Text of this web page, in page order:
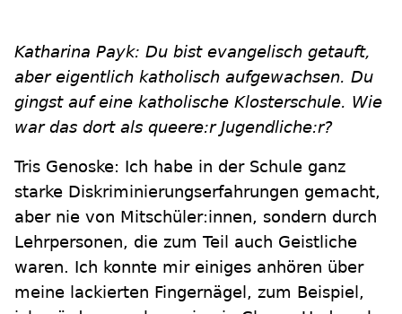
Katharina Payk: Du bist evangelisch getauft,
aber eigentlich katholisch aufgewachsen. Du
gingst auf eine katholische Klosterschule. Wie
war das dort als queere:r Jugendliche:r?
Tris Genoske: Ich habe in der Schule ganz
starke Diskriminierungserfahrungen gemacht,
aber nie von Mitschüler:innen, sondern durch
Lehrpersonen, die zum Teil auch Geistliche
waren. Ich konnte mir einiges anhören über
meine lackierten Fingernägel, zum Beispiel,